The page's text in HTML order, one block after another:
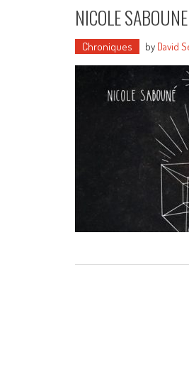
NICOLE
Chroniques by David